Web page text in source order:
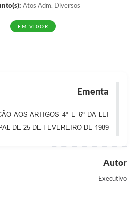
Atos Adm. Diversos
EM VIGOR
Ementa
AOS ARTIGOS 4º E 6º DA LEI
DE 25 DE FEVEREIRO DE 1989
Autor
Executivo